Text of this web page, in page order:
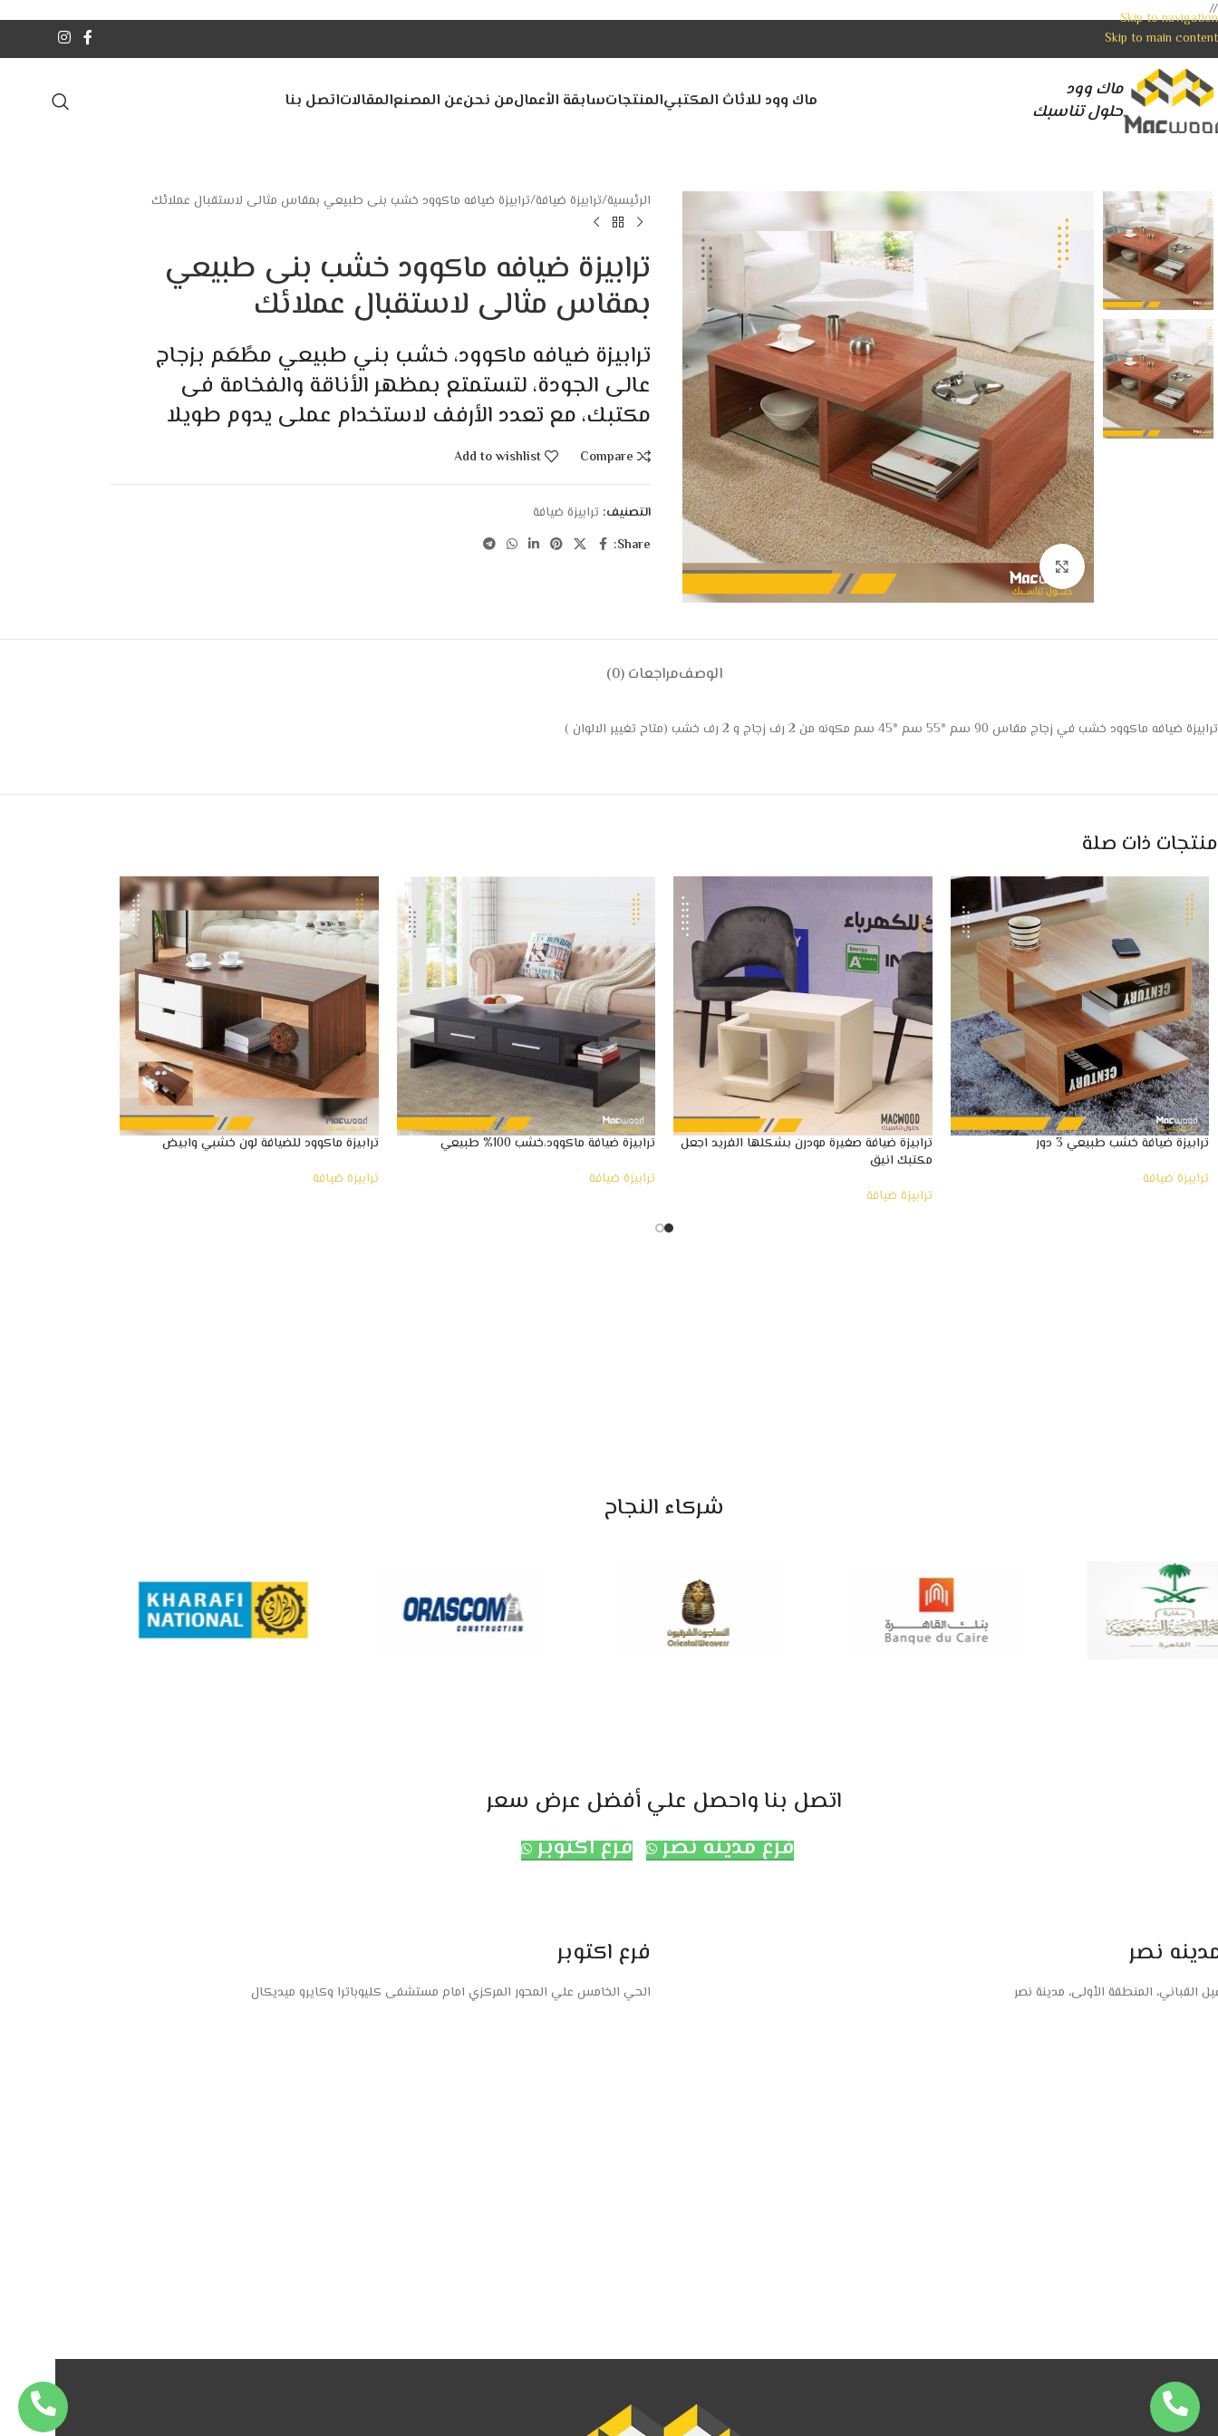
//
Skip to navigation
Skip to main content
ماك وود
حلول تناسبك
ماك وود للاثاث المكتبيالمنتجاتسابقة الأعمالمن نحنعن المصنعالمقالاتاتصل بنا
Click to enlarge
الرئيسية ترابيزة ضيافة ترابيزة ضيافه ماكوود خشب بنى طبيعي بمقاس مثالى لاستقبال عملائك
ترابيزة ضيافه ماكوود خشب بنى طبيعي
بمقاس مثالى لاستقبال عملائك
ترابيزة ضيافه ماكوود، خشب بني طبيعي مطًعَم بزجاج
عالى الجودة، لتستمتع بمظهر الأناقة والفخامة فى
مكتبك، مع تعدد الأرفف لاستخدام عملى يدوم طويلا
Compare
Add to wishlist
التصنيف: ترابيزة ضيافة
Share:
الوصفمراجعات (0)
ترابيزة ضيافه ماكوود خشب في زجاج مقاس 90 سم *55 سم *45 سم مكونه من 2 رف زجاج و 2 رف خشب (متاح تغيير الالوان )
منتجات ذات صلة
ترابيزة ضيافة خشب طبيعي 3 دور
ترابيزة ضيافة
ترابيزة ضيافة صغيرة مودرن بشكلها الفريد اجعل
مكتبك انيق
ترابيزة ضيافة
ترابيزة ضيافة ماكوود،خشب 100% طبيعي
ترابيزة ضيافة
ترابيزة ماكوود للضيافة لون خشبي وابيض
ترابيزة ضيافة
شركاء النجاح
اتصل بنا واحصل علي أفضل عرض سعر
فرع مدينه نصر
فرع اكتوبر
نصر فرع اكتوبر
الحي الخامس علي المحور المركزي امام مستشفى كليوباترا وكايرو ميديكال